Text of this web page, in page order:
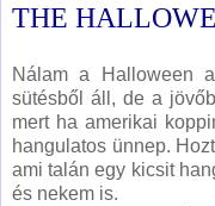
THE
Nálam a Halloween
sütésből áll, de a
mert ha amerikai
hangulatos ünnep.
ami talán egy kicsit
és nekem is.